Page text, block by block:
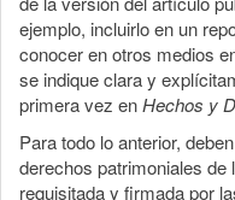
ejemplo, incluirlo en un
conocer en otros medios
se indique clara y
primera vez enHechos y
Para todo lo anterior,
derechos patrimoniales de
requisitada y firmada por